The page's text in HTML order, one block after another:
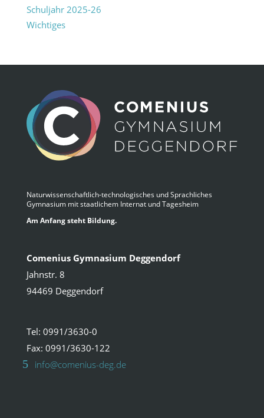
Schuljahr 2025-26
Wichtiges
Naturwissenschaftlich-technologisches und Sprachliches
Gymnasium mit staatlichem Internat und Tagesheim
Am Anfang steht Bildung.
Comenius Gymnasium Deggendorf
Jahnstr. 8
94469 Deggendorf
Tel: 0991/3630-0
Fax: 0991/3630-122
info@comenius-deg.de